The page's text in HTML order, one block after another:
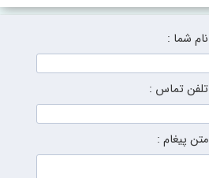
نام شما :
تلفن تماس :
متن پیغام :